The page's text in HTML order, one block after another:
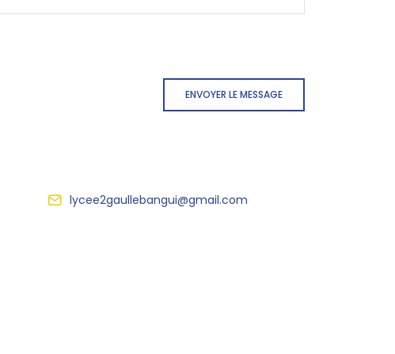
ENVOYER LE MESSAGE
lycee2gaullebangui@gmail.com